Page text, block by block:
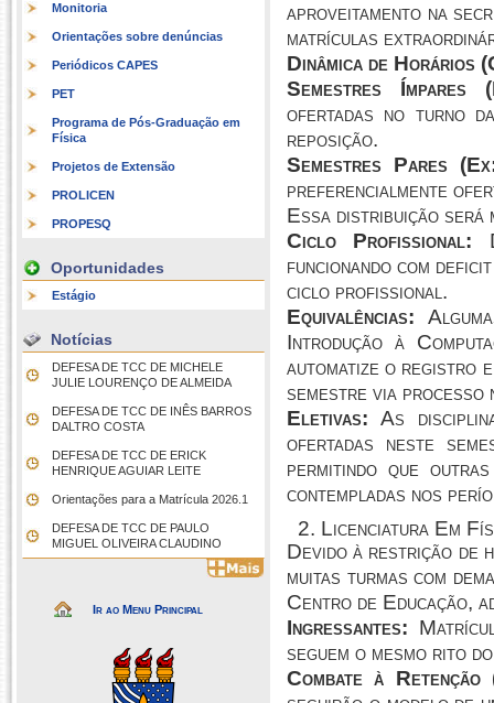
Monitoria
Orientações sobre denúncias
Periódicos CAPES
PET
Programa de Pós-Graduação em
Física
Projetos de Extensão
PROLICEN
PROPESQ
Oportunidades
Estágio
Notícias
DEFESA DE TCC DE MICHELE
JULIE LOURENÇO DE ALMEIDA
DEFESA DE TCC DE INÊS BARROS
DALTRO COSTA
DEFESA DE TCC DE ERICK
HENRIQUE AGUIAR LEITE
Orientações para a Matrícula 2026.1
DEFESA DE TCC DE PAULO
MIGUEL OLIVEIRA CLAUDINO
Ir ao Menu Principal
aproveitamento na
matrículas
Dinâmica de Horários
Semestres Ímpares
ofertadas no turno
reposição.
Semestres Pares
preferencialmente
Essa distribuição será
Ciclo Profissional:
funcionando com
ciclo profissional.
Equivalências:
Introdução à
automatize o registro
semestre via
Eletivas: As
ofertadas neste
permitindo que
contempladas nos
2. Licenciatura Em
Devido à restrição de
muitas turmas com
Centro de Educação,
Ingressantes:
seguem o mesmo rito
Combate à Retenção